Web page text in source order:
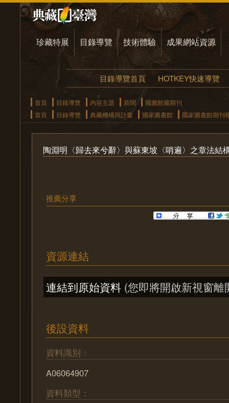
珍藏特展 目錄導覽 技術體驗 成果網站資源
目錄導覽首頁 HOTKEY快速導覽
首頁 目錄導覽 內容主題 新聞
國圖館藏期刊
首頁
目錄導覽 典藏機構與計畫 國家圖書館 國家圖書館期刊
陶淵明〈歸去來兮辭〉與蘇東坡〈哨遍〉之章法結
推薦分享
資源連結
連結到原始資料 (您即將開啟新視窗離
後設資料
資料識別：
A06064907
資料類型：